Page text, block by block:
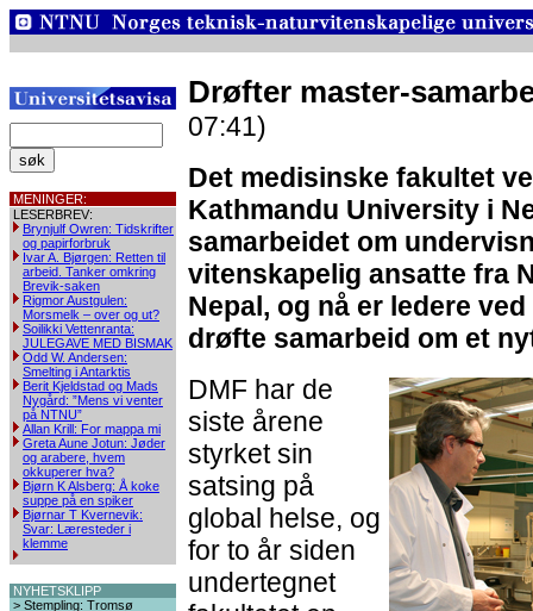
MENINGER:
LESERBREV:
Brynjulf Owren: Tidskrifter
og papirforbruk
Ivar A. Bjørgen: Retten til
arbeid. Tanker omkring
Brevik-saken
Rigmor Austgulen:
Morsmelk – over og ut?
Soilikki Vettenranta:
JULEGAVE MED BISMAK
Odd W. Andersen:
Smelting i Antarktis
Berit Kjeldstad og Mads
Nygård: ”Mens vi venter
på NTNU”
Allan Krill: For mappa mi
Greta Aune Jotun: Jøder
og arabere, hvem
okkuperer hva?
Bjørn K Alsberg: Å koke
suppe på en spiker
Bjørnar T Kvernevik:
Svar: Læresteder i
klemme
NYHETSKLIPP
> Stempling: Tromsø
Drøfter master-
07:41)
Det medisinske fakultet
Kathmandu University i
samarbeidet om
vitenskapelig ansatte fra
Nepal, og nå er ledere
drøfte samarbeid om et
DMF har de
siste årene
styrket sin
satsing på
global helse, og
for to år siden
undertegnet